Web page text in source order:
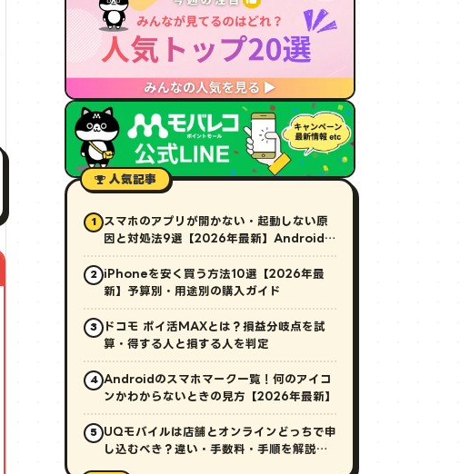
人気記事
1
スマホのアプリが開かない・起動しない原
因と対処法9選【2026年最新】Android・
iPhone対応
2
iPhoneを安く買う方法10選【2026年最
新】予算別・用途別の購入ガイド
3
ドコモ ポイ活MAXとは？損益分岐点を試
算・得する人と損する人を判定
4
Androidのスマホマーク一覧！何のアイコ
ンかわからないときの見方【2026年最新】
5
UQモバイルは店舗とオンラインどっちで申
し込むべき？違い・手数料・手順を解説